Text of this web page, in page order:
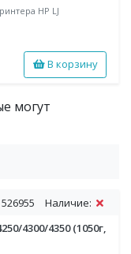
HP LJ
В корзину
могут
Наличие:
4300/4350 (1050г,